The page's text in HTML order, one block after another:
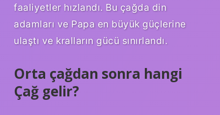
faaliyetler hızlandı. Bu çağda din
adamları ve Papa en büyük güçlerine
ulaştı ve kralların gücü sınırlandı.
Orta çağdan sonra hangi
Çağ gelir?